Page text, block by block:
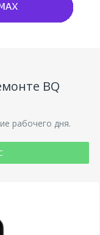
BQ
рабочего дня.